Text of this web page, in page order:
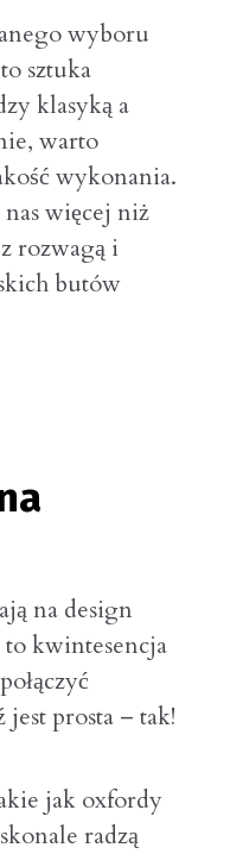
wyboru
sztuka
klasyką a
warto
wykonania.
więcej niż
rozwagą i
butów
na design
kwintesencja
prosta – tak!
jak oxfordy
radzą